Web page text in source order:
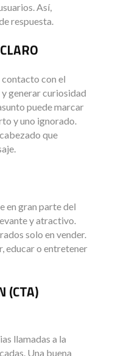
Así,
respuesta.
contacto con el
generar curiosidad
puede marcar
y uno ignorado.
que
en gran parte del
y atractivo.
solo en vender.
educar o entretener
(CTA)
llamadas a la
Una buena